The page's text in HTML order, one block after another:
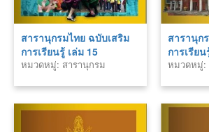
สารานุกรมไทย ฉบับเสริม
การเรียนรู้ เล่ม 15
หมวดหมู่: สารานุกรม
สารานุก
การเรีย
หมวดหมู่: